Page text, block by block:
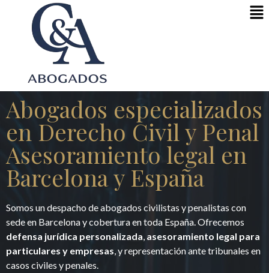
Abogados especializados
en Derecho Civil y Penal
Asesoramiento legal en
Barcelona y España
Somos un despacho de abogados civilistas y penalistas con
sede en Barcelona y cobertura en toda España. Ofrecemos
defensa jurídica personalizada, asesoramiento legal para
particulares y empresas, y representación ante tribunales en
casos civiles y penales.